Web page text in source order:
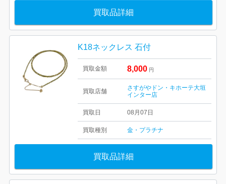
買取品詳細
K18ネックレス 石付
買取金額 8,000 円
買取店舗
さすがやドン・キホーテ大垣
インター店
買取日 08月07日
買取種別 金・プラチナ
買取品詳細